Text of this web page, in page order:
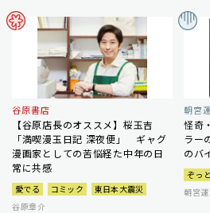
谷原書店
【谷原店長のオススメ】桜玉吉
「満喫漫玉日記 深夜便」 ギャグ
漫画家としての苦悩経た中年の日
常に共感
愛でる コミック
東日本大震災
谷原章介
朝宮
怪奇
ラー
のバ
ぞっ
朝宮